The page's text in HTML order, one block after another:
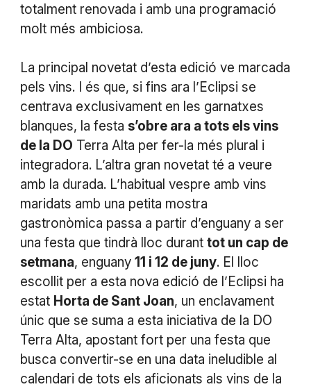
totalment renovada i amb una programació
molt més ambiciosa.
La principal novetat d’esta edició ve marcada
pels vins. I és que, si fins ara l’Eclipsi se
centrava exclusivament en les garnatxes
blanques, la festa s’obre ara a tots els vins
de la DO Terra Alta per fer-la més plural i
integradora. L’altra gran novetat té a veure
amb la durada. L’habitual vespre amb vins
maridats amb una petita mostra
gastronòmica passa a partir d’enguany a ser
una festa que tindrà lloc durant tot un cap de
setmana, enguany 11 i 12 de juny. El lloc
escollit per a esta nova edició de l’Eclipsi ha
estat Horta de Sant Joan, un enclavament
únic que se suma a esta iniciativa de la DO
Terra Alta, apostant fort per una festa que
busca convertir-se en una data ineludible al
calendari de tots els aficionats als vins de la